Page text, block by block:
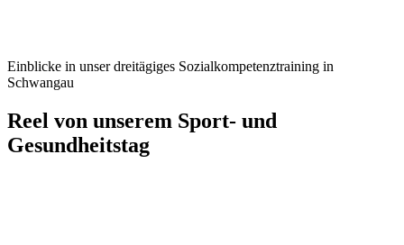
Einblicke in unser dreitägiges Sozialkompetenztraining in
Schwangau
Reel von unserem Sport- und
Gesundheitstag